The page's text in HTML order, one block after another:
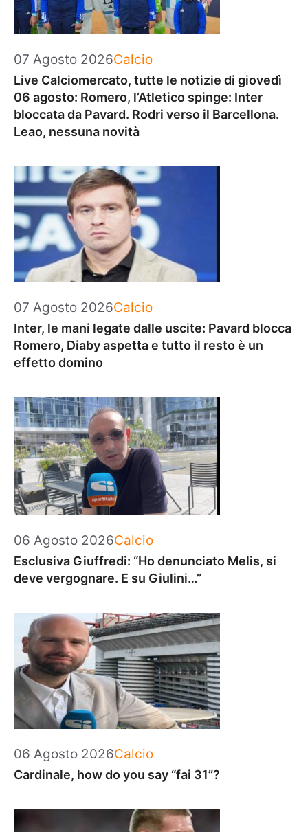
07 Agosto 2026Categorie
Calcio
Live Calciomercato, tutte le notizie di giovedì
06 agosto: Romero, l’Atletico spinge: Inter
bloccata da Pavard. Rodri verso il Barcellona.
Leao, nessuna novità
07 Agosto 2026Categorie
Calcio
Inter, le mani legate dalle uscite: Pavard blocca
Romero, Diaby aspetta e tutto il resto è un
effetto domino
06 Agosto 2026Categorie
Calcio
Esclusiva Giuffredi: “Ho denunciato Melis, si
deve vergognare. E su Giulini…”
06 Agosto 2026Categorie
Calcio
Cardinale, how do you say “fai 31”?